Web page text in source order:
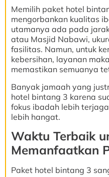
Memilih paket hotel
mengorbankan kualitas
utamanya ada pada
atau Masjid Nabawi,
fasilitas. Namun, untuk
kebersihan, layanan
memastikan semuanya
Banyak jamaah yang
hotel bintang 3 karena
fokus ibadah lebih
lebih hangat.
Waktu Terbaik
Memanfaatkan
Paket hotel bintang 3